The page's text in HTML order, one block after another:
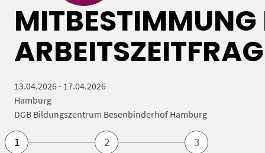
MITBESTIMMUNG
13.04.2026 - 17.04.2026
Hamburg
DGB Bildungszentrum Besenbinderhof Hamburg
1 2 3